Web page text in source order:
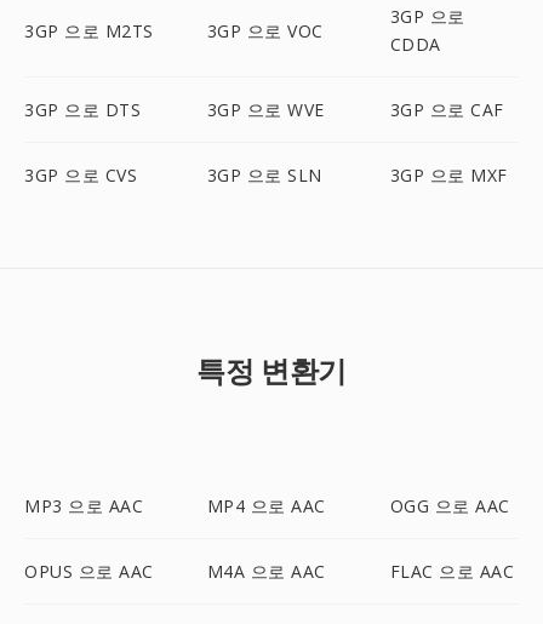
3GP 으로 M2TS 3GP 으로 VOC
3GP 으로
CDDA
3GP 으로 DTS 3GP 으로 WVE 3GP 으로 CAF
3GP 으로 CVS 3GP 으로 SLN 3GP 으로 MXF
특정 변환기
MP3 으로 AAC MP4 으로 AAC OGG 으로 AAC
OPUS 으로 AAC M4A 으로 AAC FLAC 으로 AAC